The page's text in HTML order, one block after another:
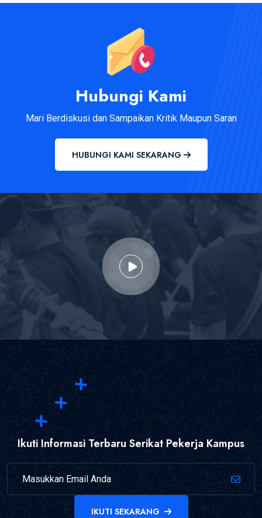
Hubungi Kami
Mari Berdiskusi dan Sampaikan Kritik Maupun Saran
HUBUNGI KAMI SEKARANG
Ikuti Informasi Terbaru Serikat Pekerja Kampus
IKUTI SEKARANG